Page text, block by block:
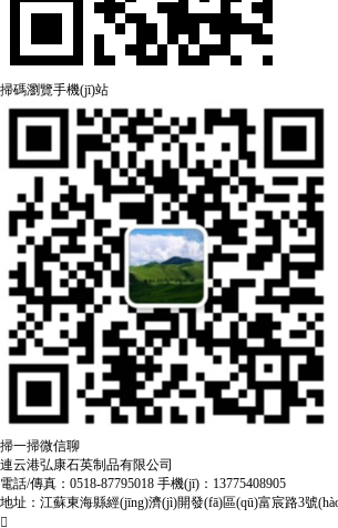
掃碼瀏覽手機(jī)站
掃一掃微信聊
連云港弘康石英制品有限公司
電話/傳真：0518-87795018 手機(jī)：13775408905
地址：江蘇東海縣經(jīng)濟(jì)開發(fā)區(qū)富宸路3號
